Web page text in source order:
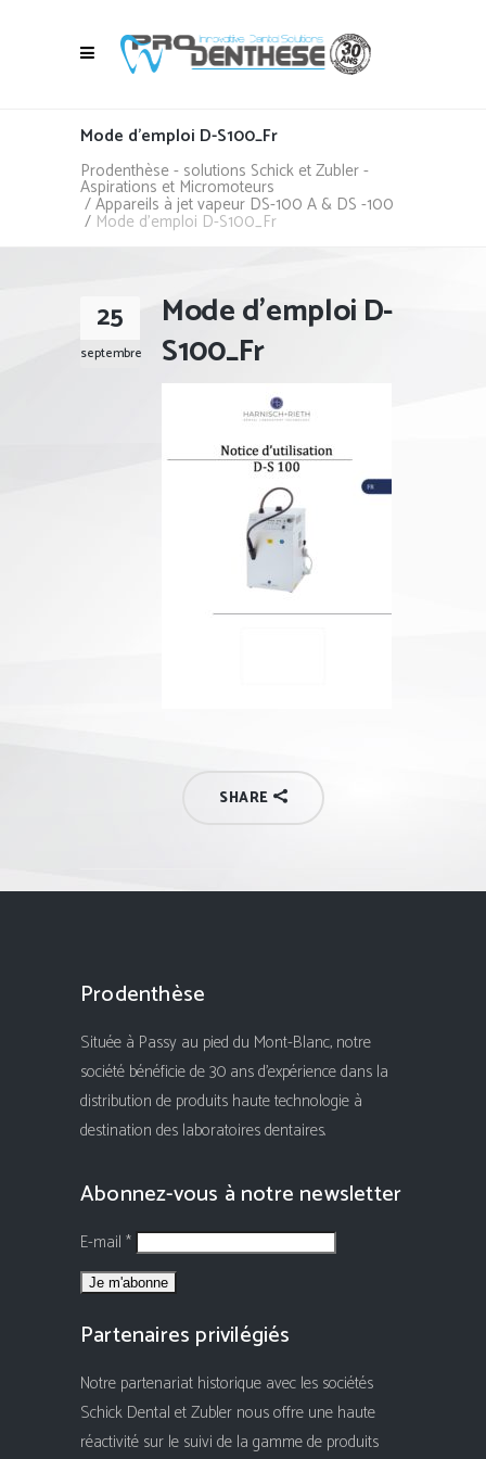
Mode d’emploi D-S100_Fr
Prodenthèse - solutions Schick et Zubler -
Aspirations et Micromoteurs
/Appareils à jet vapeur DS-100 A & DS -100
/ Mode d’emploi D-S100_Fr
25
septembre
Mode d’emploi D-
S100_Fr
SHARE
Prodenthèse
Située à Passy au pied du Mont-Blanc, notre
société bénéficie de 30 ans d'expérience dans la
distribution de produits haute technologie à
destination des laboratoires dentaires.
Abonnez-vous à notre newsletter
E-mail *
Partenaires privilégiés
Notre partenariat historique avec les sociétés
Schick Dental et Zubler nous offre une haute
réactivité sur le suivi de la gamme de produits